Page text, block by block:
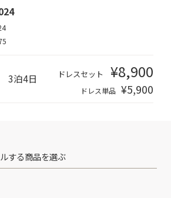
3泊4日 ドレスセット ¥8,900
ドレス単品 ¥5,900
する商品を選ぶ